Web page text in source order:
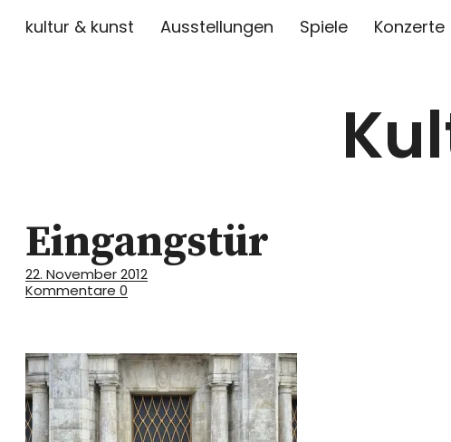
kultur & kunst Ausstellungen Spiele Konzerte
Eingangstür
22. November 2012
Kommentare 0